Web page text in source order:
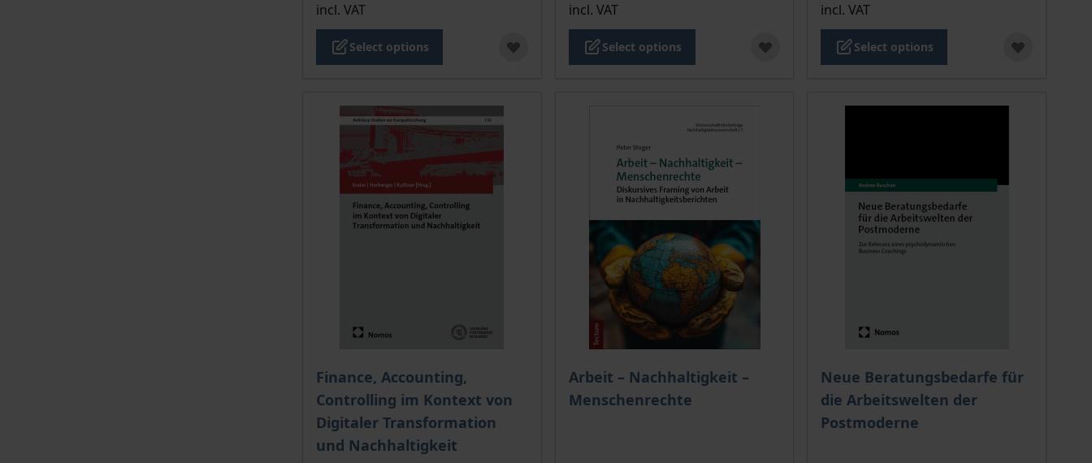
incl. VAT
Select options
incl. VAT
Select options
incl. VAT
Select options
Finance, Accounting,
Controlling im Kontext von
Digitaler Transformation
und Nachhaltigkeit
The price depends on the options chosen on the product page
Arbeit – Nachhaltigkeit –
Menschenrechte
The price depends on the options chosen on the product page
Neue Beratungsbedarfe für
die Arbeitswelten der
Postmoderne
The price depends on the options chosen